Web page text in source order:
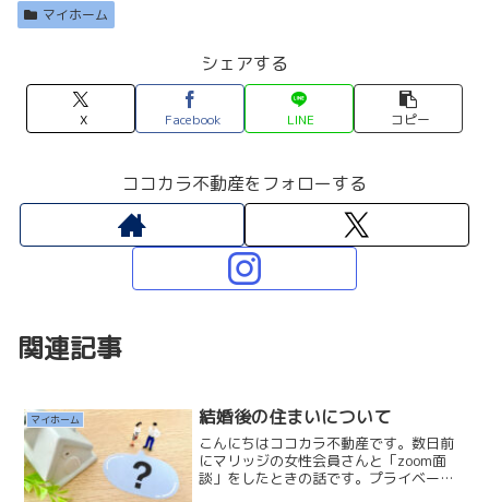
マイホーム
シェアする
X Facebook LINE コピー
ココカラ不動産をフォローする
関連記事
マイホーム 結婚後の住まいについて
こんにちはココカラ不動産です。数日前
にマリッジの女性会員さんと「zoom面
談」をしたときの話です。プライベート